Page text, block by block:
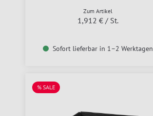
Zum Artikel
1,912 € / St.
Sofort lieferbar in 1–2 Werktagen
% SALE